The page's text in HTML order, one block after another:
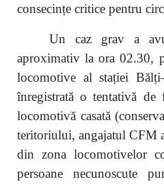
consecințe critice pentru
Un caz grav a
aproximativ la ora 02.30,
locomotive al stației
înregistrată o tentativă
locomotivă casată
teritoriului, angajatul CFM
din zona locomotivelor
persoane necunoscute